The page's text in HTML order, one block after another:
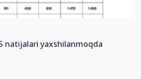
natijalari yaxshilanmoqda